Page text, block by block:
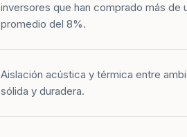
inversores que han comprado más de
promedio del 8%.
Aislación acústica y térmica entre
sólida y duradera.